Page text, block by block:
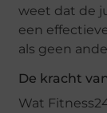
weet dat de
een
als geen
De kracht
Wat